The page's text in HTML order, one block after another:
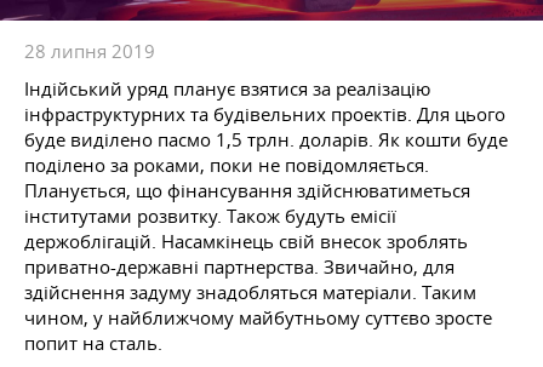
28 липня 2019
Індійський уряд планує взятися за реалізацію
інфраструктурних та будівельних проектів. Для цього
буде виділено пасмо 1,5 трлн. доларів. Як кошти буде
поділено за роками, поки не повідомляється.
Планується, що фінансування здійснюватиметься
інститутами розвитку. Також будуть емісії
держоблігацій. Насамкінець свій внесок зроблять
приватно-державні партнерства. Звичайно, для
здійснення задуму знадобляться матеріали. Таким
чином, у найближчому майбутньому суттєво зросте
попит на сталь.